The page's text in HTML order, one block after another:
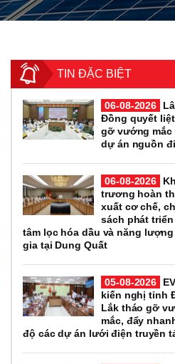
TIN ĐẶC BIỆT
06-08-2026
Đồng quyết
gỡ vướng mắc
dự án nguồn
06-08-2026
trương hoàn
xuất cơ chế,
sách phát triển
tâm lọc hóa dầu và năng
gia tại Dung Quất
05-08-2026
kiến nghị tỉnh
Lắk tháo gỡ
mắc, đẩy
độ các dự án lưới điện truyền